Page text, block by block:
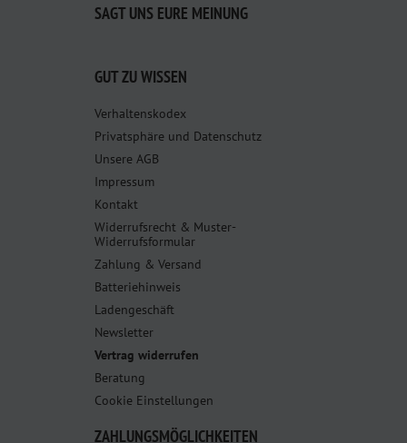
SAGT UNS EURE MEINUNG
GUT ZU WISSEN
Verhaltenskodex
Privatsphäre und Datenschutz
Unsere AGB
Impressum
Kontakt
Widerrufsrecht & Muster-
Widerrufsformular
Zahlung & Versand
Batteriehinweis
Ladengeschäft
Newsletter
Vertrag widerrufen
Beratung
Cookie Einstellungen
ZAHLUNGSMÖGLICHKEITEN